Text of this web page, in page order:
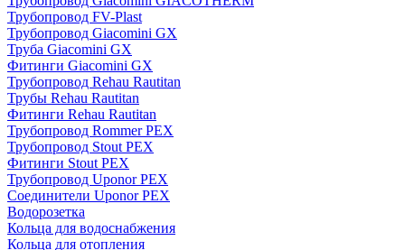
Трубопровод FV-Plast
Трубопровод Giacomini GX
Труба Giacomini GX
Фитинги Giacomini GX
Трубопровод Rehau Rautitan
Трубы Rehau Rautitan
Фитинги Rehau Rautitan
Трубопровод Rommer PEX
Трубопровод Stout PEX
Фитинги Stout PEX
Трубопровод Uponor PEX
Соединители Uponor PEX
Водорозетка
Кольца для водоснабжения
Кольца для отопления